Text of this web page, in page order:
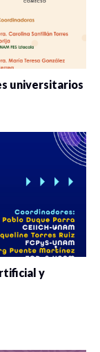
universitarios
y